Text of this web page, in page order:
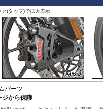
(タップ)で拡大表示
パーツ
ジから保護